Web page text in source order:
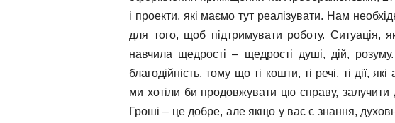
і проекти, які маємо тут реалізувати. Нам
для того, щоб підтримувати роботу. Ситуація,
навчила щедрості – щедрості душі, дій,
благодійність, тому що ті кошти, ті речі, ті дії,
ми хотіли би продовжувати цю справу,
Гроші – це добре, але якщо у вас є знання,